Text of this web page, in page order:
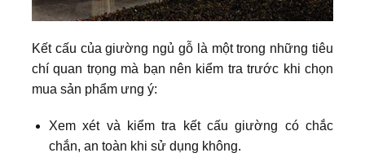
Kết cấu của giường ngủ gỗ là một trong những tiêu
chí quan trọng mà bạn nên kiểm tra trước khi chọn
mua sản phẩm ưng ý:
Xem xét và kiểm tra kết cấu giường có chắc
chắn, an toàn khi sử dụng không.